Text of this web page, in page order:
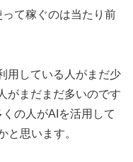
て稼ぐのは当たり前
用している人がまだ少
がまだまだ多いのです
の人がAIを活用して
と思います。